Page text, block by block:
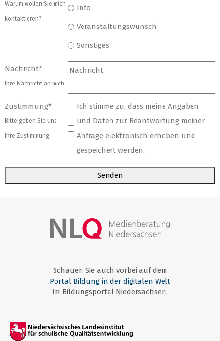
Warum wollen Sie mich
kontaktieren?
Info
Veranstaltungswunsch
Sonstiges
Nachricht*
Ihre Nachricht an mich.
Zustimmung*
Bitte geben Sie uns
Ihre Zustimmung.
Ich stimme zu, dass meine Angaben
und Daten zur Beantwortung meiner
Anfrage elektronisch erhoben und
gespeichert werden.
Senden
Schauen Sie auch vorbei auf dem
Portal Bildung in der digitalen Welt
im Bildungsportal Niedersachsen.